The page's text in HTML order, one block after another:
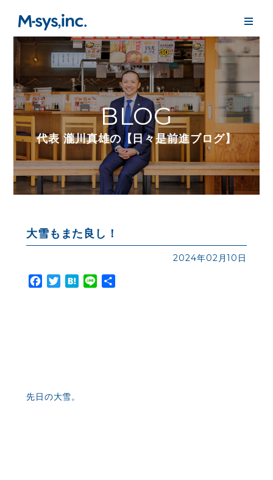
BLOG
代表 瀧川真雄の【日々是前進ブログ】
大雪もまた良し！
2024年02月10日
Facebook
TwitterHatena
Line
先日の大雪。